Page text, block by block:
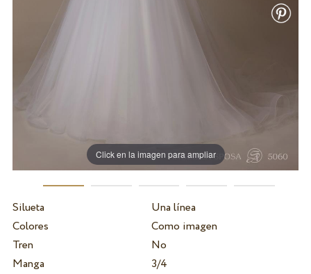
Click en la imagen para ampliar
Silueta
Una línea
Colores
Como imagen
Tren
No
Manga
3/4